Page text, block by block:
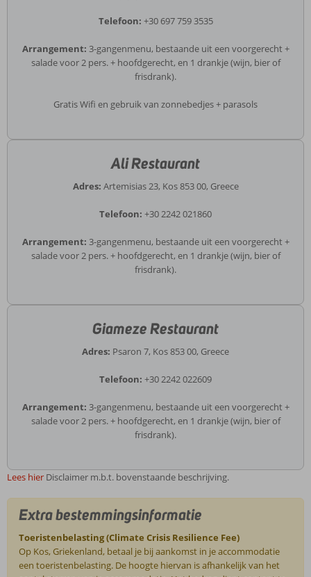
Telefoon: +30 697 759 3535
Arrangement: 3-gangenmenu, bestaande uit een voorgerecht +
salade voor 2 pers. + hoofdgerecht, en 1 drankje (wijn, bier of
frisdrank).
Gratis Wifi en gebruik van zonnebedjes + parasols
Ali Restaurant
Adres: Artemisias 23, Kos 853 00, Greece
Telefoon: +30 2242 021860
Arrangement: 3-gangenmenu, bestaande uit een voorgerecht +
salade voor 2 pers. + hoofdgerecht, en 1 drankje (wijn, bier of
frisdrank).
Giameze Restaurant
Adres: Psaron 7, Kos 853 00, Greece
Telefoon: +30 2242 022609
Arrangement: 3-gangenmenu, bestaande uit een voorgerecht +
salade voor 2 pers. + hoofdgerecht, en 1 drankje (wijn, bier of
frisdrank).
Lees hier Disclaimer m.b.t. bovenstaande beschrijving.
Extra bestemmingsinformatie
Toeristenbelasting (Climate Crisis Resilience Fee)
Op Kos, Griekenland, betaal je bij aankomst in je accommodatie
een toeristenbelasting. De hoogte hiervan is afhankelijk van het